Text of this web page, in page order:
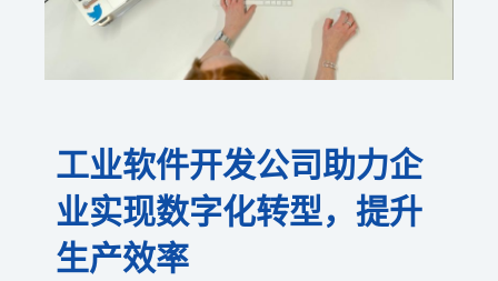
工业软件开发公司助力企
业实现数字化转型，提升
生产效率